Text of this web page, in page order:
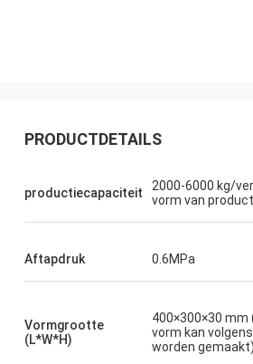
Mooi, geschikt, atmosferisch, echt, is de
de verpakking zeer hard, strikt, zijn de
verkopers verzonden video, die
PRODUCTDETAILS
productiecapaciteit
2000-6000 kg/
vorm van
Aftapdruk 0.6MPa
Vormgrootte
(L*W*H)
400×300×30
vorm kan
worden gemaakt)